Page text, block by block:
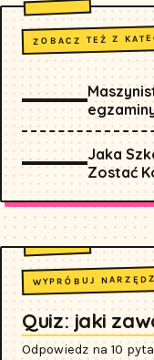
ZOBACZ TEŻ Z
Jaka
Zostać
WYPRÓBUJ
Quiz: jaki
Odpowiedz na 10